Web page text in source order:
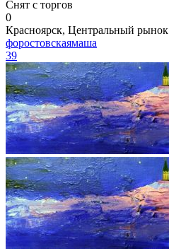
Снят с торгов
0
Красноярск, Центральный рынок
форостовскаямаша
39